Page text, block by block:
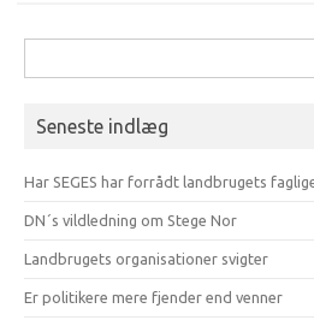
efter:
Seneste indlæg
Har SEGES har forrådt landbrugets
DN´s vildledning om Stege Nor
Landbrugets organisationer svigter
Er politikere mere fjender end venner